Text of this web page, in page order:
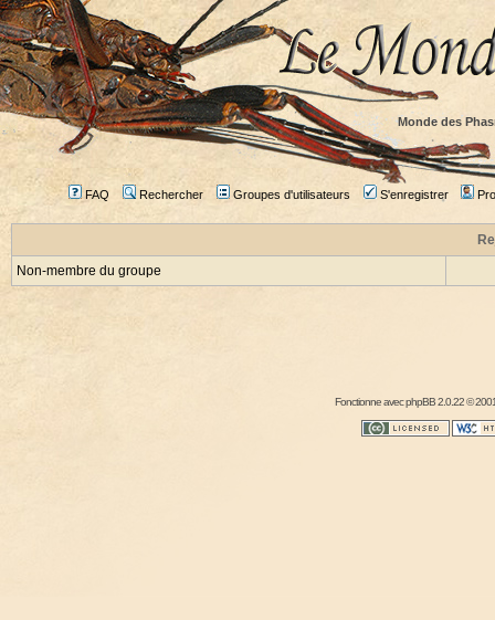
Monde des
FAQ Rechercher Groupes d'utilisateurs S'enregistrer
Non-membre du groupe
Fonctionne avecphpBB2.0.22 ©